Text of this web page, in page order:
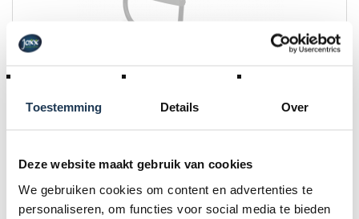
Toestemming Details Over
Deze website maakt gebruik van cookies
We gebruiken cookies om content en advertenties te
personaliseren, om functies voor social media te bieden